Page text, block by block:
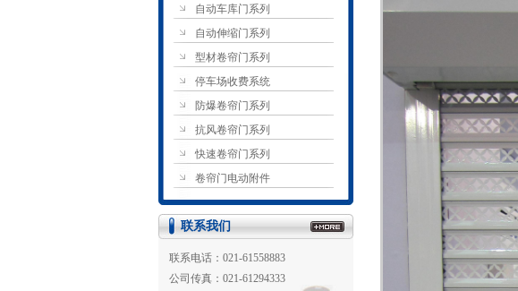
自动车库门系列
自动伸缩门系列
型材卷帘门系列
停车场收费系统
防爆卷帘门系列
抗风卷帘门系列
快速卷帘门系列
卷帘门电动附件
联系我们
联系电话：021-61558883
公司传真：021-61294333